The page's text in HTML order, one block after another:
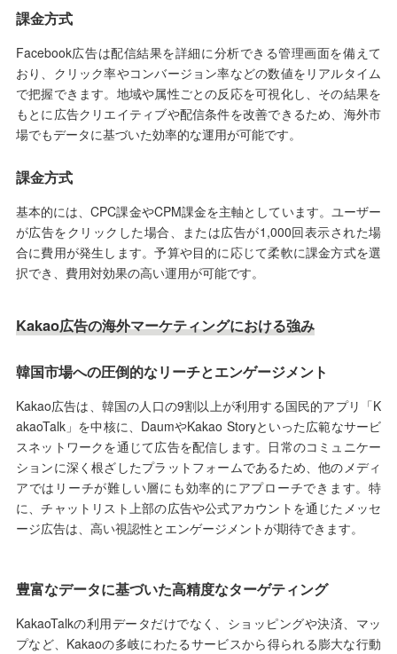
課金方式
Facebook広告は配信結果を詳細に分析できる管理画面を備えて
おり、クリック率やコンバージョン率などの数値をリアルタイム
で把握できます。地域や属性ごとの反応を可視化し、その結果を
もとに広告クリエイティブや配信条件を改善できるため、海外市
場でもデータに基づいた効率的な運用が可能です。
課金方式
基本的には、CPC課金やCPM課金を主軸としています。ユーザー
が広告をクリックした場合、または広告が1,000回表示された場
合に費用が発生します。予算や目的に応じて柔軟に課金方式を選
択でき、費用対効果の高い運用が可能です。
Kakao広告の海外マーケティングにおける強み
韓国市場への圧倒的なリーチとエンゲージメント
Kakao広告は、韓国の人口の9割以上が利用する国民的アプリ「K
akaoTalk」を中核に、DaumやKakao Storyといった広範なサービ
スネットワークを通じて広告を配信します。日常のコミュニケー
ションに深く根ざしたプラットフォームであるため、他のメディ
アではリーチが難しい層にも効率的にアプローチできます。特
に、チャットリスト上部の広告や公式アカウントを通じたメッセ
ージ広告は、高い視認性とエンゲージメントが期待できます。
豊富なデータに基づいた高精度なターゲティング
KakaoTalkの利用データだけでなく、ショッピングや決済、マッ
プなど、Kakaoの多岐にわたるサービスから得られる膨大な行動